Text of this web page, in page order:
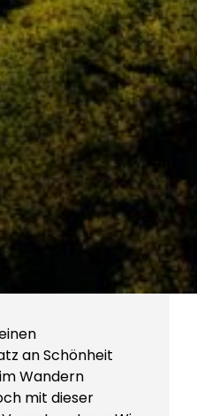
an Schönheit
Wandern
mit dieser